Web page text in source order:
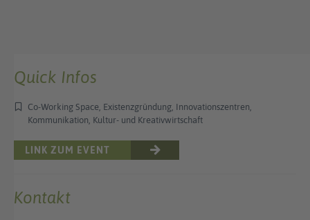
Quick Infos
Co-Working Space, Existenzgründung, Innovationszentren,
Kommunikation, Kultur- und Kreativwirtschaft
LINK ZUM EVENT
Kontakt